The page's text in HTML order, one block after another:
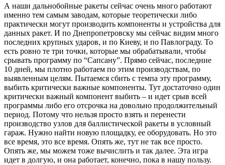
А наши дальнобойные ракеты сейчас очень много работают
именно тем самым заводам, которые теоретически либо
практически могут производить компоненты и устройства для
данных ракет. И по Днепропетровску мы сейчас видим много
последних крупных ударов, и по Киеву, и по Павлограду. То
есть ровно те три точки, которые мы обрабатывали, чтобы
срывать программу по “Сапсану”. Прямо сейчас, последние
10 дней, мы плотно работаем по этим производствам, по
выявленным целям. Пытаемся сбить с темпа эту программу,
выбить критически важные компоненты. Тут достаточно один
критически важный компонент выбить – и идет срыв всей
программы либо его отсрочка на довольно продолжительный
период. Потому что нельзя просто взять и перенести
производство узлов для баллистической ракеты в условный
гараж. Нужно найти новую площадку, ее оборудовать. Но это
все время, это все время. Опять же, тут не так все просто.
Опять же, мы можем тоже вычислить и так далее. Эта игра
идет в долгую, и она работает, конечно, пока в нашу пользу.